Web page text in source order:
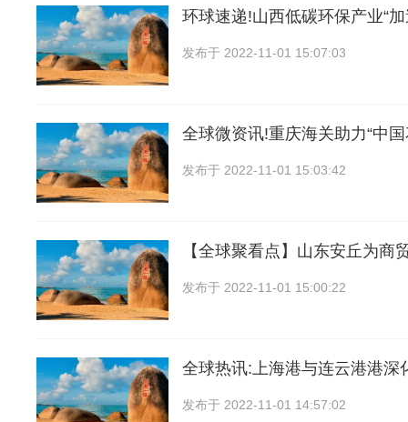
环球速递!山西低碳环保产业“加
发布于 2022-11-01 15:07:03
全球微资讯!重庆海关助力“中
发布于 2022-11-01 15:03:42
【全球聚看点】山东安丘为商
发布于 2022-11-01 15:00:22
全球热讯:上海港与连云港港深
发布于 2022-11-01 14:57:02